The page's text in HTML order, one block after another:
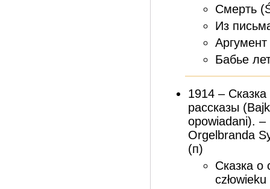
Смерть
Из
Бабье
1914 –
рассказы
opowiadani). –
Orgelbranda
(п)
Сказка о